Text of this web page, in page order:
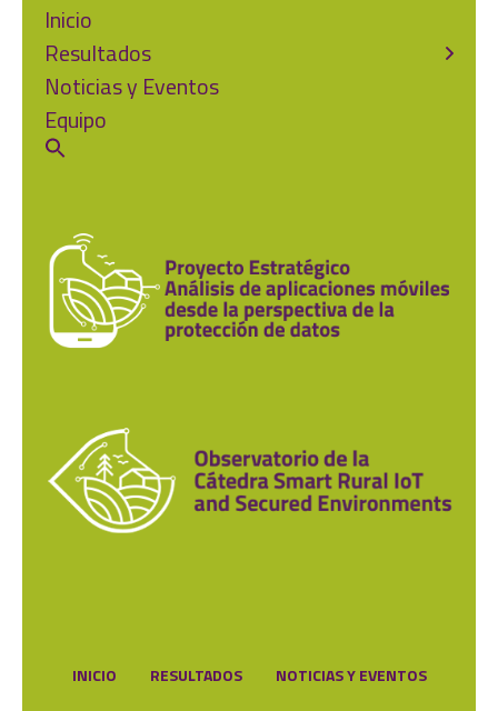
Inicio
Resultados
Noticias y Eventos
Equipo
INICIO RESULTADOS
NOTICIAS Y EVENTOS